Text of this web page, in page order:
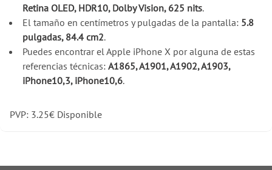
Retina OLED, HDR10, Dolby Vision, 625 nits.
El tamaño en centímetros y pulgadas de la pantalla: 5.8
pulgadas, 84.4 cm2.
Puedes encontrar el Apple iPhone X por alguna de estas
referencias técnicas: A1865, A1901, A1902, A1903,
iPhone10,3, iPhone10,6.
PVP: 3.25€ Disponible